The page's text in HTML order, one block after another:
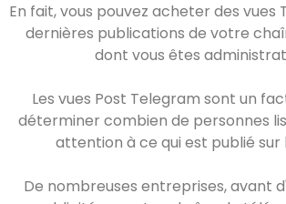
En fait, vous pouvez acheter des vues
dernières publications de votre
dont vous êtes
Les vues Post Telegram sont un
déterminer combien de personnes
attention à ce qui est publié sur
De nombreuses entreprises, avant